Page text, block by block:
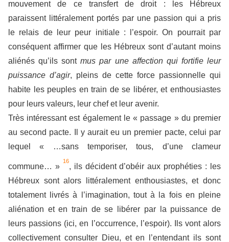
mouvement de ce transfert de droit : les Hébreux
paraissent littéralement portés par une passion qui a pris
le relais de leur peur initiale : l’espoir. On pourrait par
conséquent affirmer que les Hébreux sont d’autant moins
aliénés qu’ils sontmus par une affection qui fortifie leur
puissance d’agir, pleins de cette force passionnelle qui
habite les peuples en train de se libérer, et enthousiastes
pour leurs valeurs, leur chef et leur avenir.
Très intéressant est également le « passage » du premier
au second pacte. Il y aurait eu un premier pacte, celui par
lequel « …sans temporiser, tous, d’une clameur
commune… »
16
, ils décident d’obéir aux prophéties : les
Hébreux sont alors littéralement enthousiastes, et donc
totalement livrés à l’imagination, tout à la fois en pleine
aliénation et en train de se libérer par la puissance de
leurs passions (ici, en l’occurrence, l’espoir). Ils vont alors
collectivement consulter Dieu, et en l’entendant ils sont